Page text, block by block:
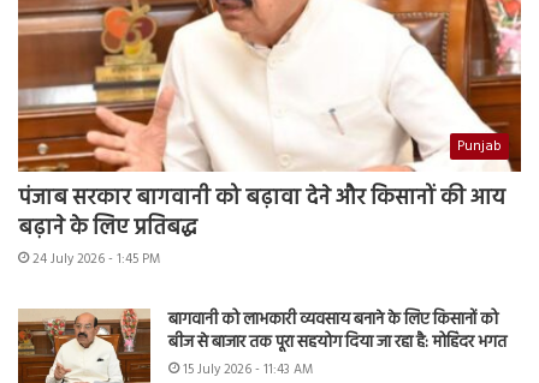
Punjab
पंजाब सरकार बागवानी को बढ़ावा देने और किसानों की आय
बढ़ाने के लिए प्रतिबद्ध
24 July 2026 - 1:45 PM
बागवानी को लाभकारी व्यवसाय बनाने के लिए किसानों को
बीज से बाजार तक पूरा सहयोग दिया जा रहा है: मोहिंदर भगत
15 July 2026 - 11:43 AM